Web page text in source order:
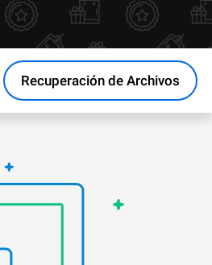
Recuperación de Archivos